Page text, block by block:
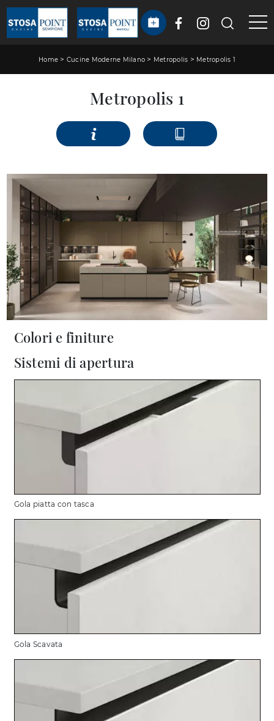
Home > Cucine Moderne Milano > Metropolis > Metropolis 1
Metropolis 1
Colori e finiture
Sistemi di apertura
Gola piatta con tasca
Gola Scavata